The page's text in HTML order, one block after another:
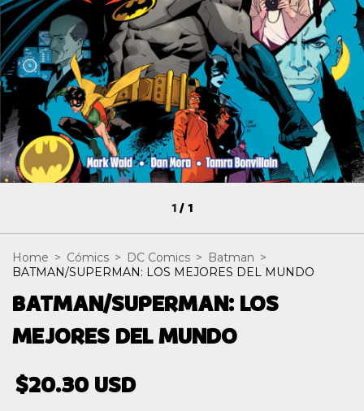
1/1
Home > Cómics > DC Comics > Batman >
BATMAN/SUPERMAN: LOS MEJORES DEL MUNDO
BATMAN/SUPERMAN: LOS
MEJORES DEL MUNDO
$20.30 USD